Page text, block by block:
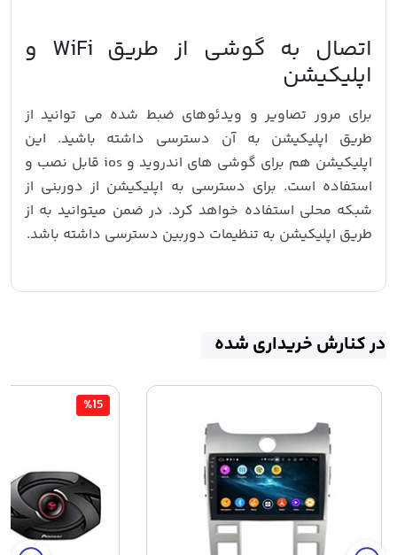
اتصال به گوشی از طریق WiFi و
اپلیکیشن
برای مرور تصاویر و ویدئوهای ضبط شده می توانید از
طریق اپلیکیشن به آن دسترسی داشته باشید. این
اپلیکیشن هم برای گوشی های اندروید و ios قابل نصب و
استفاده است. برای دسترسی به اپلیکیشن از دوربنی از
شبکه محلی استفاده خواهد کرد. در ضمن میتوانید به از
طریق اپلیکیشن به تنظیمات دوربین دسترسی داشته باشد.
در کنارش خریداری شده
%15